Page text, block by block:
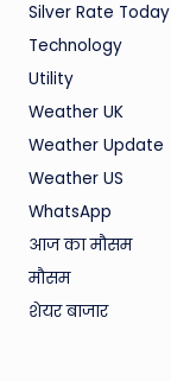
Silver Rate Today
Technology
Utility
Weather UK
Weather Update
Weather US
WhatsApp
आज का मौसम
मौसम
शेयर बाजार